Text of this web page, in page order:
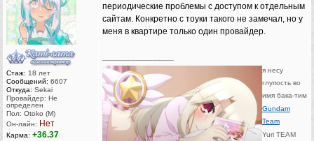
Стаж: 18 лет
Сообщений: 6607
Откуда: Sekai
Провайдер: Не
определен
Пол: Otoko (M)
Он-лайн: Нет
Карма: +36.37
периодические проблемы с доступом к отдельным
сайтам. Конкретно с тоуки такого не замечал, но у
меня в квартире только один провайдер.
я несу
глупость во
имя бака-тим
Gundam
Team
Yuri TEAM